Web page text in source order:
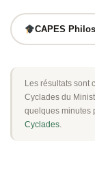
CAPES
Les résultats sont
Cyclades du
quelques minutes
Cyclades.